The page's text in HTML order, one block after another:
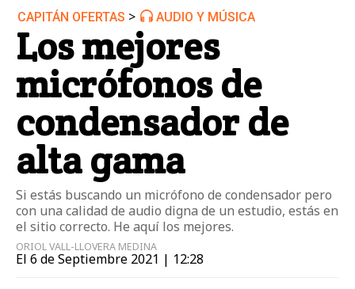
CAPITÁN OFERTAS > AUDIO Y MÚSICA
Los mejores
micrófonos de
condensador de
alta gama
Si estás buscando un micrófono de condensador pero
con una calidad de audio digna de un estudio, estás en
el sitio correcto. He aquí los mejores.
ORIOL VALL-LLOVERA MEDINA
El 6 de Septiembre 2021 | 12:28